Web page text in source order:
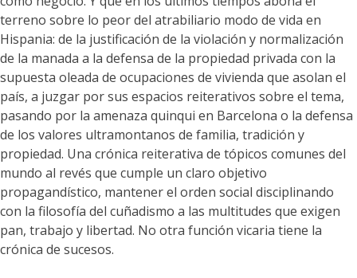
terreno sobre lo peor del atrabiliario modo de vida en
Hispania: de la justificación de la violación y normalización
de la manada a la defensa de la propiedad privada con la
supuesta oleada de ocupaciones de vivienda que asolan el
país, a juzgar por sus espacios reiterativos sobre el tema,
pasando por la amenaza quinqui en Barcelona o la defensa
de los valores ultramontanos de familia, tradición y
propiedad. Una crónica reiterativa de tópicos comunes del
mundo al revés que cumple un claro objetivo
propagandístico, mantener el orden social disciplinando
con la filosofía del cuñadismo a las multitudes que exigen
pan, trabajo y libertad. No otra función vicaria tiene la
crónica de sucesos.